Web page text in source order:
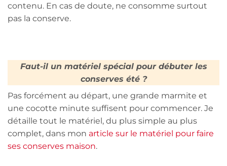
contenu. En cas de doute, ne consomme surtout
pas la conserve.
Faut-il un matériel spécial pour débuter les
conserves été ?
Pas forcément au départ, une grande marmite et
une cocotte minute suffisent pour commencer. Je
détaille tout le matériel, du plus simple au plus
complet, dans mon article sur le matériel pour faire
ses conserves maison.